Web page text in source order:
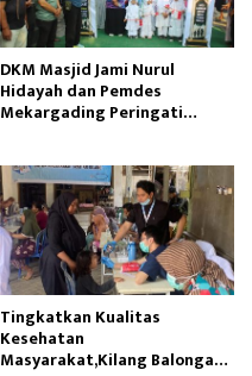
DKM Masjid Jami Nurul
Hidayah dan Pemdes
Mekargading Peringati
Tingkatkan Kualitas
Kesehatan
Masyarakat,Kilang Balongan